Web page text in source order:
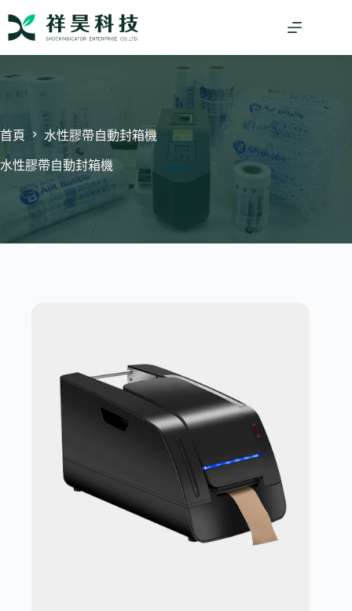
首頁 水性膠帶自動封箱機
水性膠帶自動封箱機